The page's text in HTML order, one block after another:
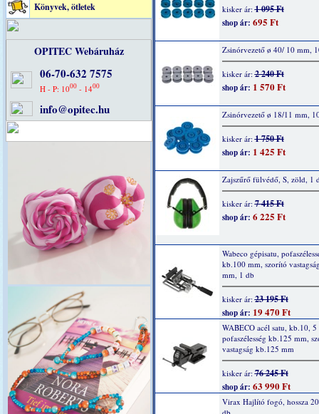
Könyvek, ötletek
OPITEC Webáruház
06-70-632 7575
H - P: 1000 - 1400
info@opitec.hu
kisker ár:1 095 Ft
shop ár: 695 Ft
Zsinórvezető ø 40/ 10 mm,
kisker ár:2 240 Ft
shop ár: 1 570 Ft
Zsinórvezető ø 18/11 mm,
kisker ár:1 750 Ft
shop ár: 1 425 Ft
Zajszűrő fülvédő, S, zöld, 1
kisker ár:7 415 Ft
shop ár: 6 225 Ft
Wabeco gépisatu,
kb.100 mm, szorító
mm, 1 db
kisker ár:23 195 Ft
shop ár: 19 470 Ft
WABECO acél satu, kb.10,
pofaszélesség kb.125 mm,
vastagság kb.125 mm
kisker ár:76 245 Ft
shop ár: 63 990 Ft
Virax Hajlító fogó, hossza